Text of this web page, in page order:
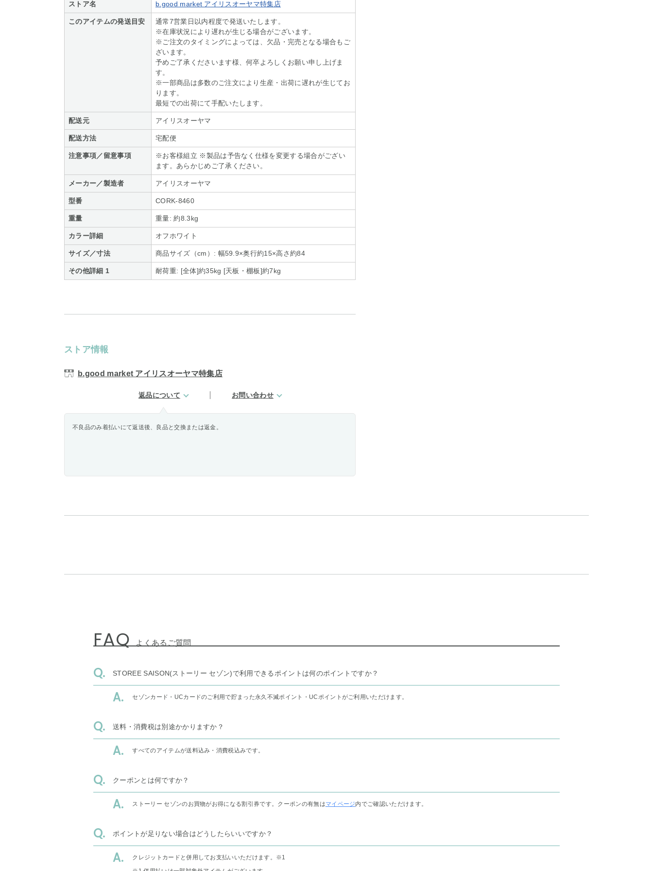
ストア名 b.good market アイリスオーヤマ特集店
このアイテムの発送目安
通常7営業日以内程度で発送いたします。
※在庫状況により遅れが生じる場合がございます。
※ご注文のタイミングによっては、欠品・完売となる場合もご
ざいます。
予めご了承くださいます様、何卒よろしくお願い申し上げま
す。
※一部商品は多数のご注文により生産・出荷に遅れが生じてお
ります。
最短での出荷にて手配いたします。
配送元 アイリスオーヤマ
配送方法 宅配便
注意事項／留意事項
※お客様組立 ※製品は予告なく仕様を変更する場合がござい
ます。あらかじめご了承ください。
メーカー／製造者 アイリスオーヤマ
型番 CORK-8460
重量 重量: 約8.3kg
カラー詳細 オフホワイト
サイズ／寸法 商品サイズ（cm）: 幅59.9×奥行約15×高さ約84
その他詳細 1 耐荷重: [全体]約35kg [天板・棚板]約7kg
ストア情報
b.good market アイリスオーヤマ特集店
返品について お問い合わせ
不良品のみ着払いにて返送後、良品と交換または返金。
FAQ よくあるご質問
STOREE SAISON(ストーリー セゾン)で利用できるポイントは何のポイントですか？
セゾンカード・UCカードのご利用で貯まった永久不滅ポイント・UCポイントがご利用いただけます。
送料・消費税は別途かかりますか？
すべてのアイテムが送料込み・消費税込みです。
クーポンとは何ですか？
ストーリー セゾンのお買物がお得になる割引券です。クーポンの有無はマイページ内でご確認いただけます。
ポイントが足りない場合はどうしたらいいですか？
クレジットカードと併用してお支払いいただけます。 ※1